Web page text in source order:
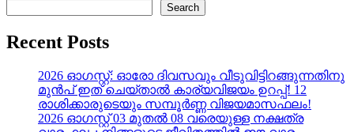
Search
Recent Posts
2026 ഓഗസ്റ്റ്: ഓരോ ദിവസവും വീടുവിട്ടിറങ്ങുന്നതിനു
മുൻപ് ഇത് ചെയ്താൽ കാര്യവിജയം ഉറപ്പ്! 12
രാശിക്കാരുടെയും സമ്പൂർണ്ണ വിജയമാസഫലം!
2026 ഓഗസ്റ്റ് 03 മുതൽ 08 വരെയുള്ള നക്ഷത്ര